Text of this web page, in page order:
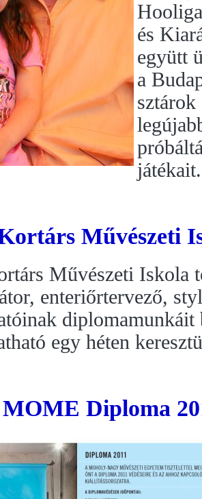
és
együtt
a
sztárok
játékait.
Művészeti
Művészeti Iskola
enteriőrtervező,
egy héten
Diploma